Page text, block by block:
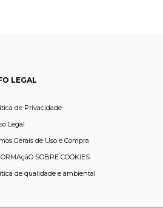
LEGAL
de Privacidade
Legal
Gerais de Uso e Compra
SOBRE COOKIES
de qualidade e ambiental